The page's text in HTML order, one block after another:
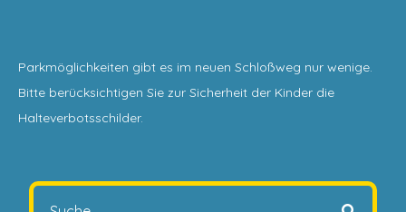
Parkmöglichkeiten gibt es im neuen Schloßweg nur wenige.
Bitte berücksichtigen Sie zur Sicherheit der Kinder die
Halteverbotsschilder.